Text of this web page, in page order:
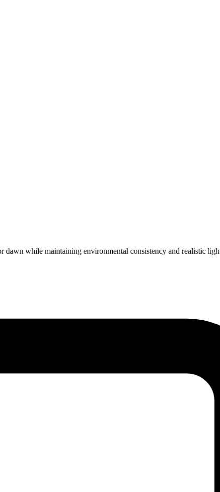
while maintaining environmental consistency and realistic